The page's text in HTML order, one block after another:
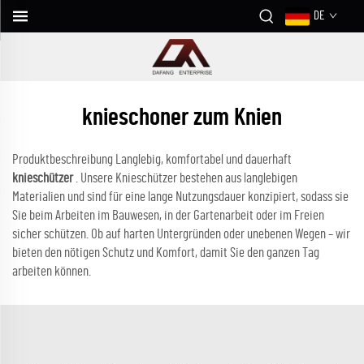
DE
knieschoner zum Knien
Produktbeschreibung Langlebig, komfortabel und dauerhaft
knieschützer . Unsere Knieschützer bestehen aus langlebigen
Materialien und sind für eine lange Nutzungsdauer konzipiert, sodass sie
Sie beim Arbeiten im Bauwesen, in der Gartenarbeit oder im Freien
sicher schützen. Ob auf harten Untergründen oder unebenen Wegen – wir
bieten den nötigen Schutz und Komfort, damit Sie den ganzen Tag
arbeiten können.